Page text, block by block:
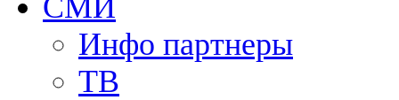
СМИ
Инфо партнеры
ТВ